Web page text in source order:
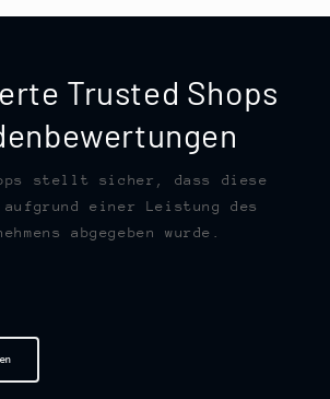
Trusted Shops
stellt sicher, dass diese
aufgrund einer Leistung des
abgegeben wurde.